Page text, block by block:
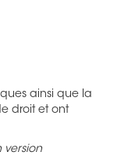
ainsi que la
droit et ont
version